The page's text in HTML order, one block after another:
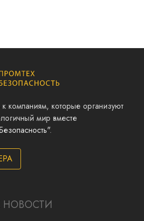
компаниям, которые организуют
мир вместе
.